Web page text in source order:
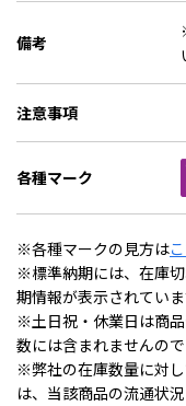
備考
注意事項
各種マーク
※各種マークの見方は
※標準納期には、在庫
期情報が表示されていま
※土日祝・休業日は商
数には含まれませんので
※弊社の在庫数量に対
は、当該商品の流通状